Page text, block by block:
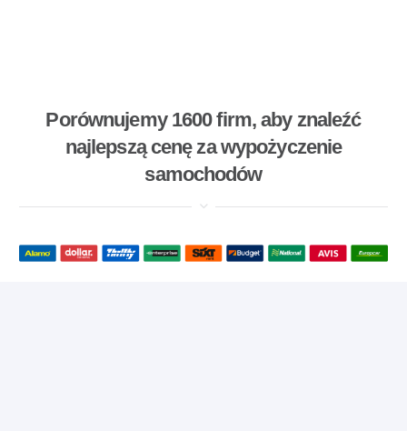
Porównujemy 1600 firm, aby znaleźć
najlepszą cenę za wypożyczenie
samochodów